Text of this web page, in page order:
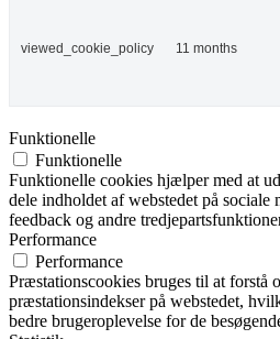
viewed_cookie_policy 11 months
Funktionelle
Funktionelle
Funktionelle cookies hjælper med at
dele indholdet af webstedet på sociale
feedback og andre
Performance
Performance
Præstationscookies bruges til at forstå
præstationsindekser på webstedet,
bedre brugeroplevelse for de